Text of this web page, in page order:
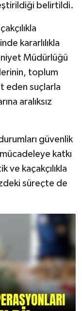
belirtildi.
kararlılıkla
Müdürlüğü
toplum
eden suçlarla
aralıksız
güvenlik
katkı
ve kaçakçılıkla
süreçte de